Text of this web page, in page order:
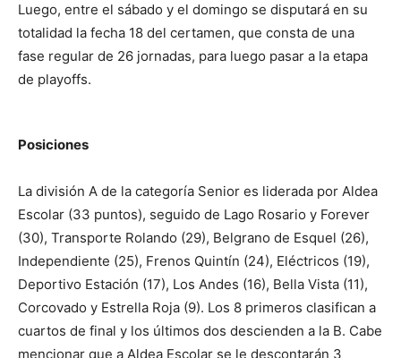
Luego, entre el sábado y el domingo se disputará en su
totalidad la fecha 18 del certamen, que consta de una
fase regular de 26 jornadas, para luego pasar a la etapa
de playoffs.
Posiciones
La división A de la categoría Senior es liderada por Aldea
Escolar (33 puntos), seguido de Lago Rosario y Forever
(30), Transporte Rolando (29), Belgrano de Esquel (26),
Independiente (25), Frenos Quintín (24), Eléctricos (19),
Deportivo Estación (17), Los Andes (16), Bella Vista (11),
Corcovado y Estrella Roja (9). Los 8 primeros clasifican a
cuartos de final y los últimos dos descienden a la B. Cabe
mencionar que a Aldea Escolar se le descontarán 3